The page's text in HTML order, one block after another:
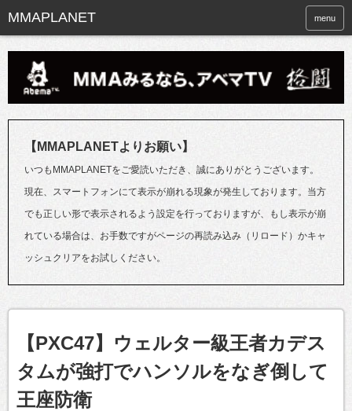
menu
【MMAPLANETよりお願い】
いつもMMAPLANETをご愛読いただき、誠にありがとうございます。
現在、スマートフォンにて表示が崩れる現象が発生しております。当方
でも正しい形で表示されるよう設定を行っておりますが、もし表示が崩
れている場合は、お手数ですがページの再読み込み（リロード）かキャ
ッシュクリアをお試しください。
【PXC47】ウェルター級王者カデス
タムが強打でハンソルをなぎ倒して
王座防衛